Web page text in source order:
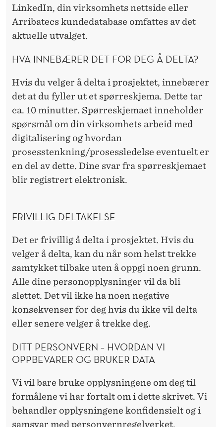
LinkedIn, din virksomhets nettside eller
Arribatecs kundedatabase omfattes av det
aktuelle utvalget.
HVA INNEBÆRER DET FOR DEG Å DELTA?
Hvis du velger å delta i prosjektet, innebærer
det at du fyller ut et spørreskjema. Dette tar
ca. 10 minutter. Spørreskjemaet inneholder
spørsmål om din virksomhets arbeid med
digitalisering og hvordan
prosesstenkning/prosessledelse eventuelt er
en del av dette. Dine svar fra spørreskjemaet
blir registrert elektronisk.
FRIVILLIG DELTAKELSE
Det er frivillig å delta i prosjektet. Hvis du
velger å delta, kan du når som helst trekke
samtykket tilbake uten å oppgi noen grunn.
Alle dine personopplysninger vil da bli
slettet. Det vil ikke ha noen negative
konsekvenser for deg hvis du ikke vil delta
eller senere velger å trekke deg.
DITT PERSONVERN – HVORDAN VI
OPPBEVARER OG BRUKER DATA
Vi vil bare bruke opplysningene om deg til
formålene vi har fortalt om i dette skrivet. Vi
behandler opplysningene konfidensielt og i
samsvar med personvernregelverket.